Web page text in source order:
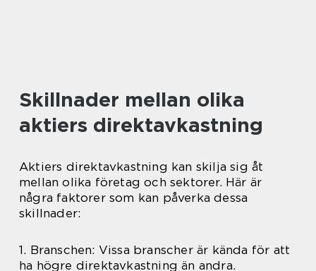
Skillnader mellan olika
aktiers direktavkastning
Aktiers direktavkastning kan skilja sig åt
mellan olika företag och sektorer. Här är
några faktorer som kan påverka dessa
skillnader:
1. Branschen: Vissa branscher är kända för att
ha högre direktavkastning än andra.